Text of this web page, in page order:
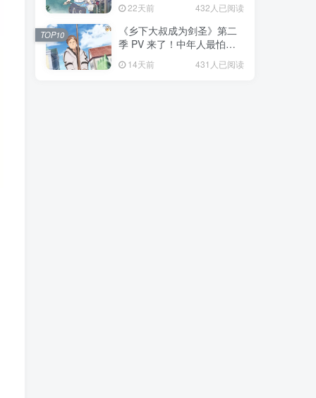
常通勤！
22天前 432人已阅读
《乡下大叔成为剑圣》第二
季 PV 来了！中年人最怕的
相信你！
14天前 431人已阅读
TOP10